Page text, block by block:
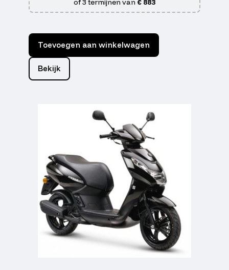
of 3 termijnen van € 883
Toevoegen aan winkelwagen
Bekijk